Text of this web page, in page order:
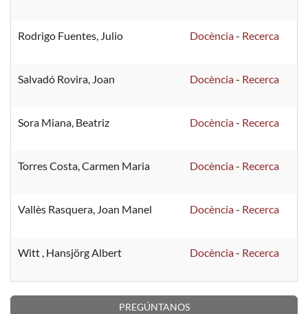
Rodrigo Fuentes, Julio Docència- Recerca
Salvadó Rovira, Joan Docència- Recerca
Sora Miana, Beatriz Docència- Recerca
Torres Costa, Carmen Maria Docència- Recerca
Vallès Rasquera, Joan Manel Docència- Recerca
Witt , Hansjörg Albert Docència- Recerca
PREGÚNTANOS